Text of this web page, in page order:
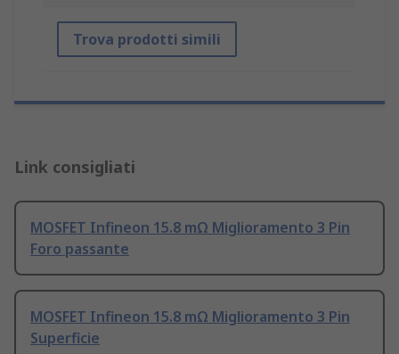
Trova prodotti simili
Link consigliati
MOSFET Infineon 15.8 mΩ Miglioramento 3 Pin
Foro passante
MOSFET Infineon 15.8 mΩ Miglioramento 3 Pin
Superficie